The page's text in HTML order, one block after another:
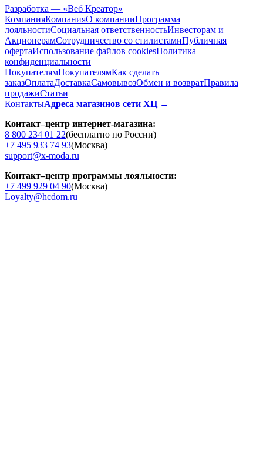
Разработка — «Веб Креатор»
КомпанияКомпанияО компанииПрограмма
лояльностиСоциальная ответственностьИнвесторам и
АкционерамСотрудничество со стилистамиПубличная
офертаИспользование файлов cookiesПолитика
конфиденциальности
ПокупателямПокупателямКак сделать
заказОплатаДоставкаCамовывозОбмен и возвратПравила
продажиСтатьи
КонтактыАдреса магазинов сети ХЦ →
Контакт–центр интернет-магазина:
8 800 234 01 22(бесплатно по России)
+7 495 933 74 93(Москва)
support@x-moda.ru
Контакт–центр программы лояльности:
+7 499 929 04 90(Москва)
Loyalty@hcdom.ru